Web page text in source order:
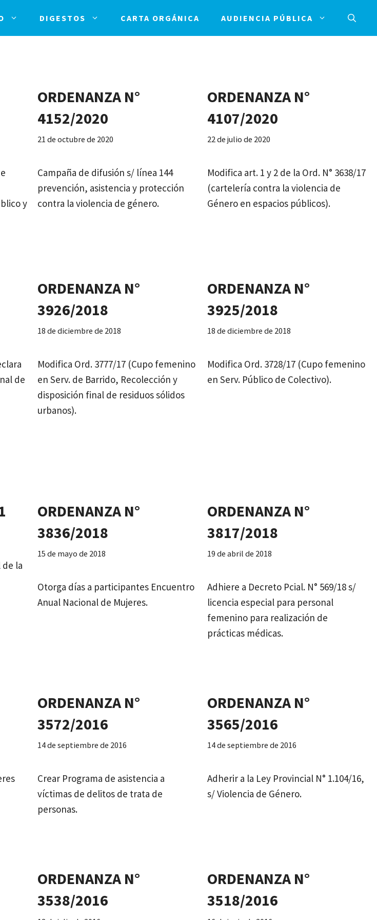
DIGESTOS CARTA ORGÁNICA AUDIENCIA PÚBLICA
y
ORDENANZA N°
4152/2020
21 de octubre de 2020
Campaña de difusión s/ línea 144
prevención, asistencia y protección
contra la violencia de género.
ORDENANZA N°
4107/2020
22 de julio de 2020
Modifica art. 1 y 2 de la Ord. N° 3638/17
(cartelería contra la violencia de
Género en espacios públicos).
de
ORDENANZA N°
3926/2018
18 de diciembre de 2018
Modifica Ord. 3777/17 (Cupo femenino
en Serv. de Barrido, Recolección y
disposición final de residuos sólidos
urbanos).
ORDENANZA N°
3925/2018
18 de diciembre de 2018
Modifica Ord. 3728/17 (Cupo femenino
en Serv. Público de Colectivo).
de la
ORDENANZA N°
3836/2018
15 de mayo de 2018
Otorga días a participantes Encuentro
Anual Nacional de Mujeres.
ORDENANZA N°
3817/2018
19 de abril de 2018
Adhiere a Decreto Pcial. N° 569/18 s/
licencia especial para personal
femenino para realización de
prácticas médicas.
ORDENANZA N°
3572/2016
14 de septiembre de 2016
Crear Programa de asistencia a
víctimas de delitos de trata de
personas.
ORDENANZA N°
3565/2016
14 de septiembre de 2016
Adherir a la Ley Provincial N° 1.104/16,
s/ Violencia de Género.
ORDENANZA N°
3538/2016
ORDENANZA N°
3518/2016